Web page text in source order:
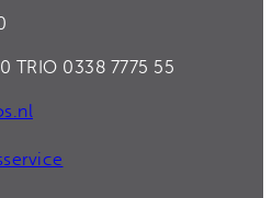
TRIO 0338 7775 55